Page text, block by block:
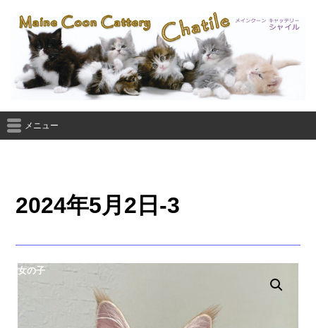
メニュー
2024年5月2日-3
女の子